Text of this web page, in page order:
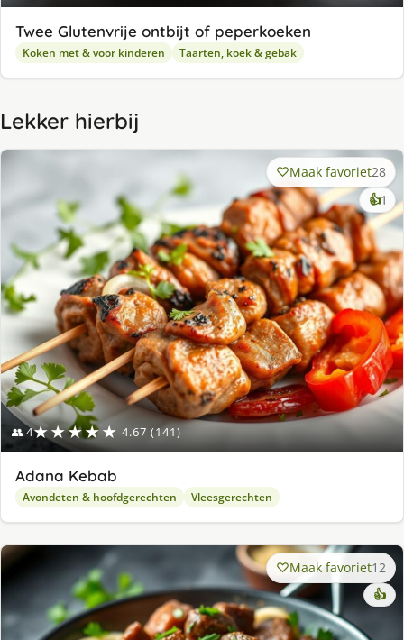
Twee Glutenvrije ontbijt of peperkoeken
Koken met & voor kinderen Taarten, koek & gebak
Lekker hierbij
👥 4★★★★★ 4.67 (141)
Maak favoriet28
👍1
Adana Kebab
Avondeten & hoofdgerechten Vleesgerechten
Maak favoriet12
👍